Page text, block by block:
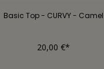
Basic Top - CURVY - Camel
20,00 €*